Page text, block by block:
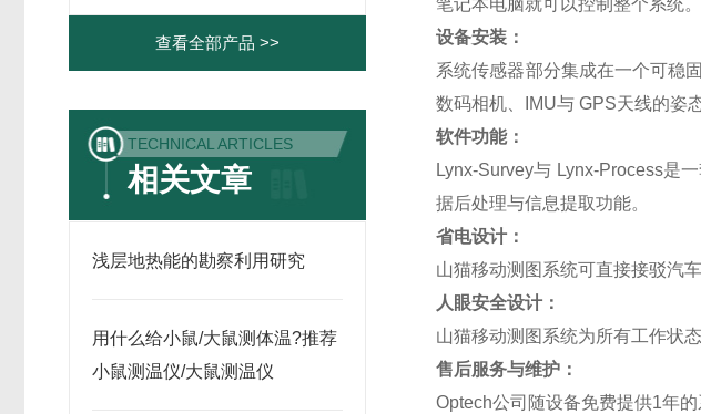
查看全部产品 >>
TECHNICAL ARTICLES
相关文章
浅层地热能的勘察利用研究
用什么给小鼠/大鼠测体温?推荐
小鼠测温仪/大鼠测温仪
笔记本电脑就可以控制整个系统。
设备安装：
系统传感器部分集成在一个可稳
数码相机、IMU与 GPS天线的姿
软件功能：
Lynx-Survey与 Lynx-Process是
据后处理与信息提取功能。
省电设计：
山猫移动测图系统可直接接驳汽
人眼安全设计：
山猫移动测图系统为所有工作状
售后服务与维护：
Optech公司随设备免费提供1年